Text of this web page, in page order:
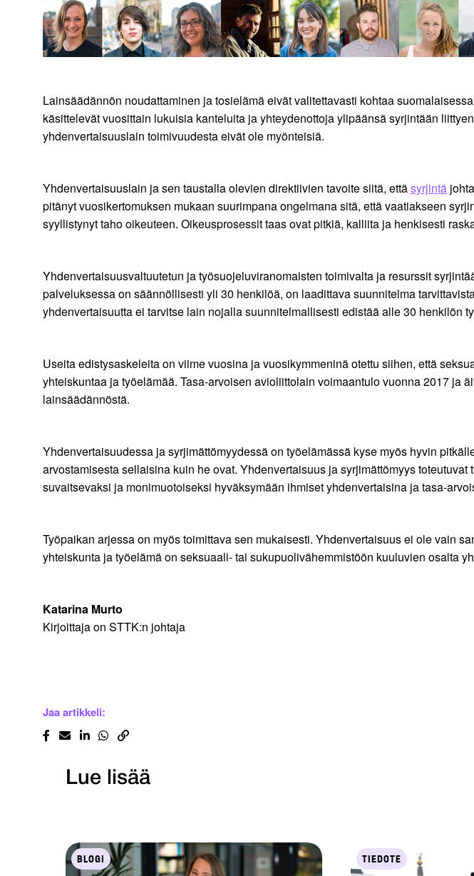
Lainsäädännön noudattaminen ja tosielämä eivät valitettavasti kohtaa
käsittelevät vuosittain lukuisia kanteluita ja yhteydenottoja ylipäänsä syrjintään
yhdenvertaisuuslain toimivuudesta eivät ole myönteisiä.
Yhdenvertaisuuslain ja sen taustalla olevien direktiivien tavoite siitä, ettäsyrjintä
pitänyt vuosikertomuksen mukaan suurimpana ongelmana sitä, että vaatiakseen
syyllistynyt taho oikeuteen. Oikeusprosessit taas ovat pitkiä, kalliita ja henkisesti
Yhdenvertaisuusvaltuutetun ja työsuojeluviranomaisten toimivalta ja resurssit
palveluksessa on säännöllisesti yli 30 henkilöä, on laadittava suunnitelma
yhdenvertaisuutta ei tarvitse lain nojalla suunnitelmallisesti edistää alle 30 henkilön
Useita edistysaskeleita on viime vuosina ja vuosikymmeninä otettu siihen, että
yhteiskuntaa ja työelämää. Tasa-arvoisen avioliittolain voimaantulo vuonna 2017 ja
lainsäädännöstä.
Yhdenvertaisuudessa ja syrjimättömyydessä on työelämässä kyse myös hyvin
arvostamisesta sellaisina kuin he ovat. Yhdenvertaisuus ja syrjimättömyys
suvaitsevaksi ja monimuotoiseksi hyväksymään ihmiset yhdenvertaisina ja tasa-
Työpaikan arjessa on myös toimittava sen mukaisesti. Yhdenvertaisuus ei ole vain
yhteiskunta ja työelämä on seksuaali- tai sukupuolivähemmistöön kuuluvien osalta
Katarina Murto
Kirjoittaja on STTK:n johtaja
Jaa artikkeli:
Lue lisää
BLOGI TIEDOTE